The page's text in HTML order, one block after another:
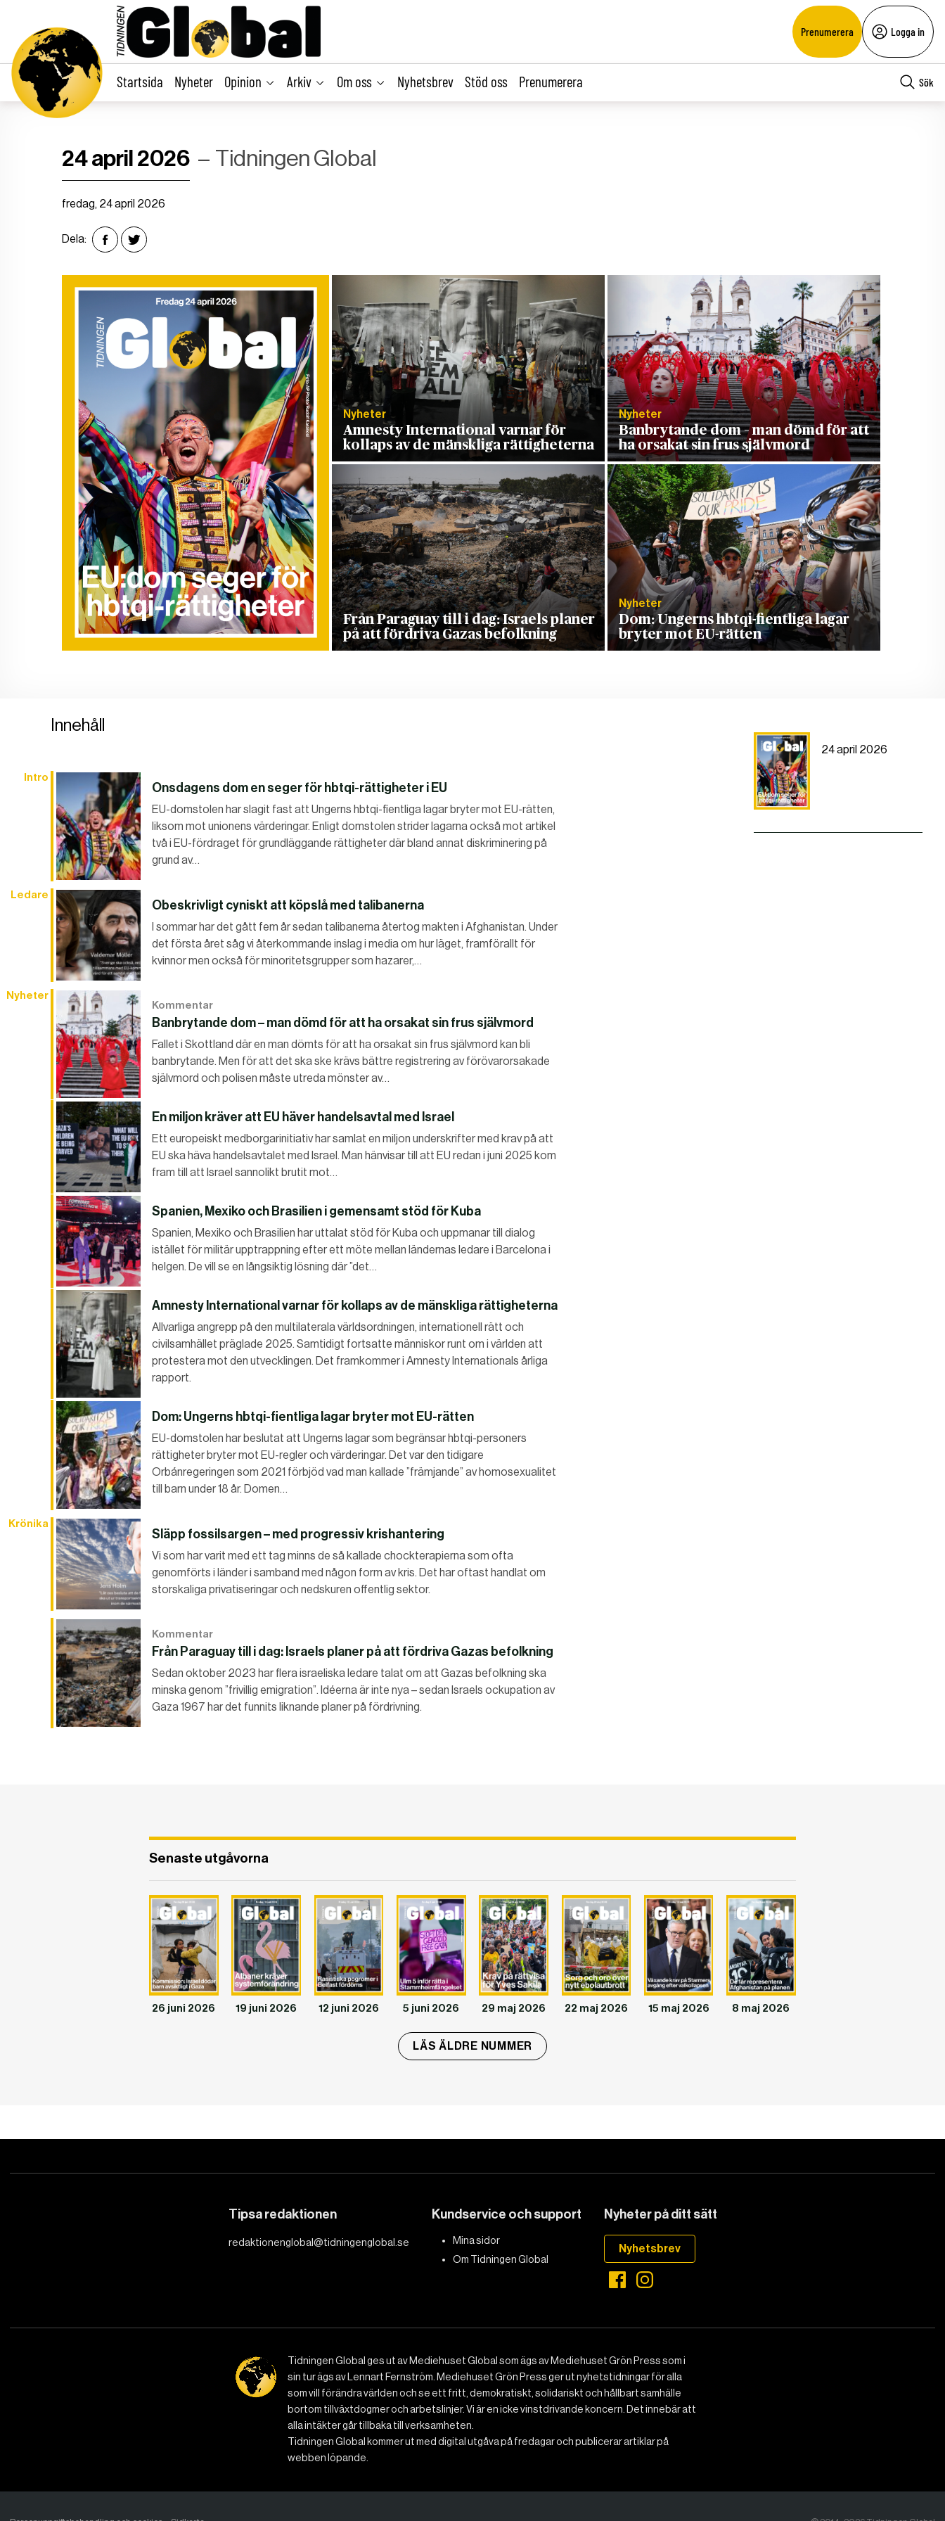
Prenumerera Logga in
Startsida Nyheter Opinion Arkiv Om oss Nyhetsbrev Stöd oss Prenumerera Sök
24 april 2026 Tidningen Global
fredag, 24 april 2026
Dela:
Nyheter
Amnesty International varnar för
kollaps av de mänskliga rättigheterna
Nyheter
Banbrytande dom – man dömd för att
ha orsakat sin frus självmord
Från Paraguay till i dag: Israels planer
på att fördriva Gazas befolkning
Nyheter
Dom: Ungerns hbtqi-fientliga lagar
bryter mot EU-rätten
24 april 2026
Innehåll
Intro
Onsdagens dom en seger för hbtqi-rättigheter i EU
EU-domstolen har slagit fast att Ungerns hbtqi-fientliga lagar bryter mot EU-rätten,
liksom mot unionens värderingar. Enligt domstolen strider lagarna också mot artikel
två i EU-fördraget för grundläggande rättigheter där bland annat diskriminering på
grund av…
Ledare
Obeskrivligt cyniskt att köpslå med talibanerna
I sommar har det gått fem år sedan talibanerna återtog makten i Afghanistan. Under
det första året såg vi återkommande inslag i media om hur läget, framförallt för
kvinnor men också för minoritetsgrupper som hazarer,…
Nyheter
Kommentar
Banbrytande dom – man dömd för att ha orsakat sin frus självmord
Fallet i Skottland där en man dömts för att ha orsakat sin frus självmord kan bli
banbrytande. Men för att det ska ske krävs bättre registrering av förövarorsakade
självmord och polisen måste utreda mönster av…
En miljon kräver att EU häver handelsavtal med Israel
Ett europeiskt medborgarinitiativ har samlat en miljon underskrifter med krav på att
EU ska häva handelsavtalet med Israel. Man hänvisar till att EU redan i juni 2025 kom
fram till att Israel sannolikt brutit mot…
Spanien, Mexiko och Brasilien i gemensamt stöd för Kuba
Spanien, Mexiko och Brasilien har uttalat stöd för Kuba och uppmanar till dialog
istället för militär upptrappning efter ett möte mellan ländernas ledare i Barcelona i
helgen. De vill se en långsiktig lösning där ”det…
Amnesty International varnar för kollaps av de mänskliga rättigheterna
Allvarliga angrepp på den multilaterala världsordningen, internationell rätt och
civilsamhället präglade 2025. Samtidigt fortsatte människor runt om i världen att
protestera mot den utvecklingen. Det framkommer i Amnesty Internationals årliga
rapport.
Dom: Ungerns hbtqi-fientliga lagar bryter mot EU-rätten
EU-domstolen har beslutat att Ungerns lagar som begränsar hbtqi-personers
rättigheter bryter mot EU-regler och värderingar. Det var den tidigare
Orbánregeringen som 2021 förbjöd vad man kallade ”främjande” av homosexualitet
till barn under 18 år. Domen…
Krönika
Släpp fossilsargen – med progressiv krishantering
Vi som har varit med ett tag minns de så kallade chockterapierna som ofta
genomförts i länder i samband med någon form av kris. Det har oftast handlat om
storskaliga privatiseringar och nedskuren offentlig sektor.
Kommentar
Från Paraguay till i dag: Israels planer på att fördriva Gazas befolkning
Sedan oktober 2023 har flera israeliska ledare talat om att Gazas befolkning ska
minska genom ”frivillig emigration”. Idéerna är inte nya – sedan Israels ockupation av
Gaza 1967 har det funnits liknande planer på fördrivning.
Senaste utgåvorna
26 juni 2026 19 juni 2026 12 juni 2026 5 juni 2026 29 maj 2026 22 maj 2026 15 maj 2026 8 maj 2026
LÄS ÄLDRE NUMMER
Tipsa redaktionen
redaktionenglobal@tidningenglobal.se
Kundservice och support
Mina sidor
Om Tidningen Global
Nyheter på ditt sätt
Nyhetsbrev
Tidningen Global ges ut av Mediehuset Global som ägs av Mediehuset Grön Press som i
sin tur ägs av Lennart Fernström. Mediehuset Grön Press ger ut nyhetstidningar för alla
som vill förändra världen och se ett fritt, demokratiskt, solidariskt och hållbart samhälle
bortom tillväxtdogmer och arbetslinjer. Vi är en icke vinstdrivande koncern. Det innebär att
alla intäkter går tillbaka till verksamheten.
Tidningen Global kommer ut med digital utgåva på fredagar och publicerar artiklar på
webben löpande.